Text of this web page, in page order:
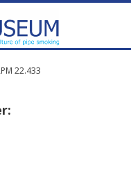
22.433
: